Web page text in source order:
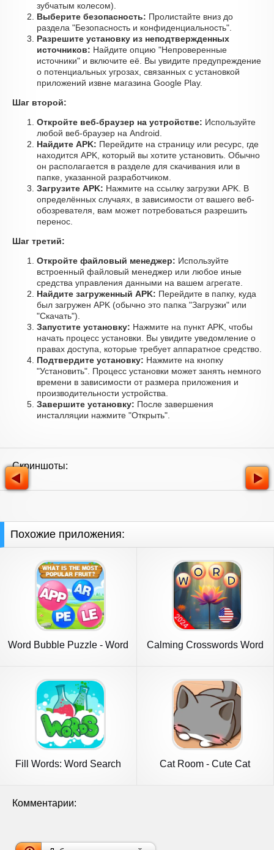
зубчатым колесом).
Выберите безопасность: Пролистайте вниз до
раздела "Безопасность и конфиденциальность".
Разрешите установку из неподтвержденных
источников: Найдите опцию "Непроверенные
источники" и включите её. Вы увидите предупреждение
о потенциальных угрозах, связанных с установкой
приложений извне магазина Google Play.
Шаг второй:
Откройте веб-браузер на устройстве: Используйте
любой веб-браузер на Android.
Найдите APK: Перейдите на страницу или ресурс, где
находится APK, который вы хотите установить. Обычно
он располагается в разделе для скачивания или в
папке, указанной разработчиком.
Загрузите APK: Нажмите на ссылку загрузки APK. В
определённых случаях, в зависимости от вашего веб-
обозревателя, вам может потребоваться разрешить
перенос.
Шаг третий:
Откройте файловый менеджер: Используйте
встроенный файловый менеджер или любое иные
средства управления данными на вашем агрегате.
Найдите загруженный APK: Перейдите в папку, куда
был загружен APK (обычно это папка "Загрузки" или
"Скачать").
Запустите установку: Нажмите на пункт APK, чтобы
начать процесс установки. Вы увидите уведомление о
правах доступа, которые требует аппаратное средство.
Подтвердите установку: Нажмите на кнопку
"Установить". Процесс установки может занять немного
времени в зависимости от размера приложения и
производительности устройства.
Завершите установку: После завершения
инсталляции нажмите "Открыть".
Скриншоты:
Похожие приложения:
Word Bubble Puzzle - Word
Calming Crosswords Word
Fill Words: Word Search
Cat Room - Cute Cat
Комментарии: